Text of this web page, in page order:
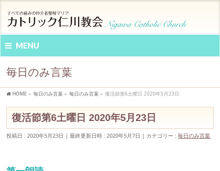
MENU
毎日のみ言葉
HOME » 毎日のみ言葉 » 毎日のみ言葉 » 復活節第6土曜日 2020年5月23日
復活節第6土曜日 2020年5月23日
投稿日 : 2020年5月23日 最終更新日時 : 2020年5月7日 カテゴリー :毎日のみ言葉